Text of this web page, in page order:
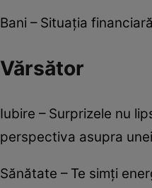
Bani – Situația
Vărsător
Iubire – Surprizele nu
perspectiva asupra
Sănătate – Te simți